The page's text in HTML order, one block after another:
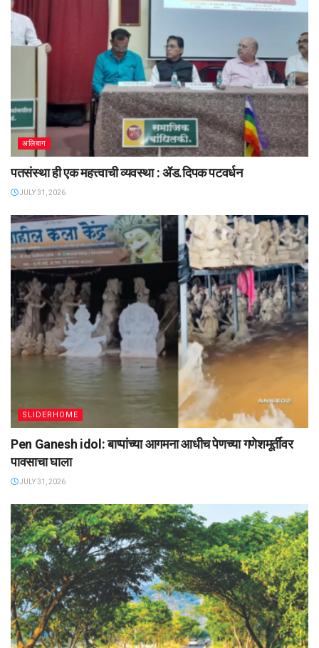
अलिबाग
पतसंस्था ही एक महत्त्वाची व्यवस्था : ॲड.दिपक पटवर्धन
JULY 31, 2026
SLIDERHOME
Pen Ganesh idol: बाप्पांच्या आगमना आधीच पेणच्या गणेशमूर्तींवर
पावसाचा घाला
JULY 31, 2026